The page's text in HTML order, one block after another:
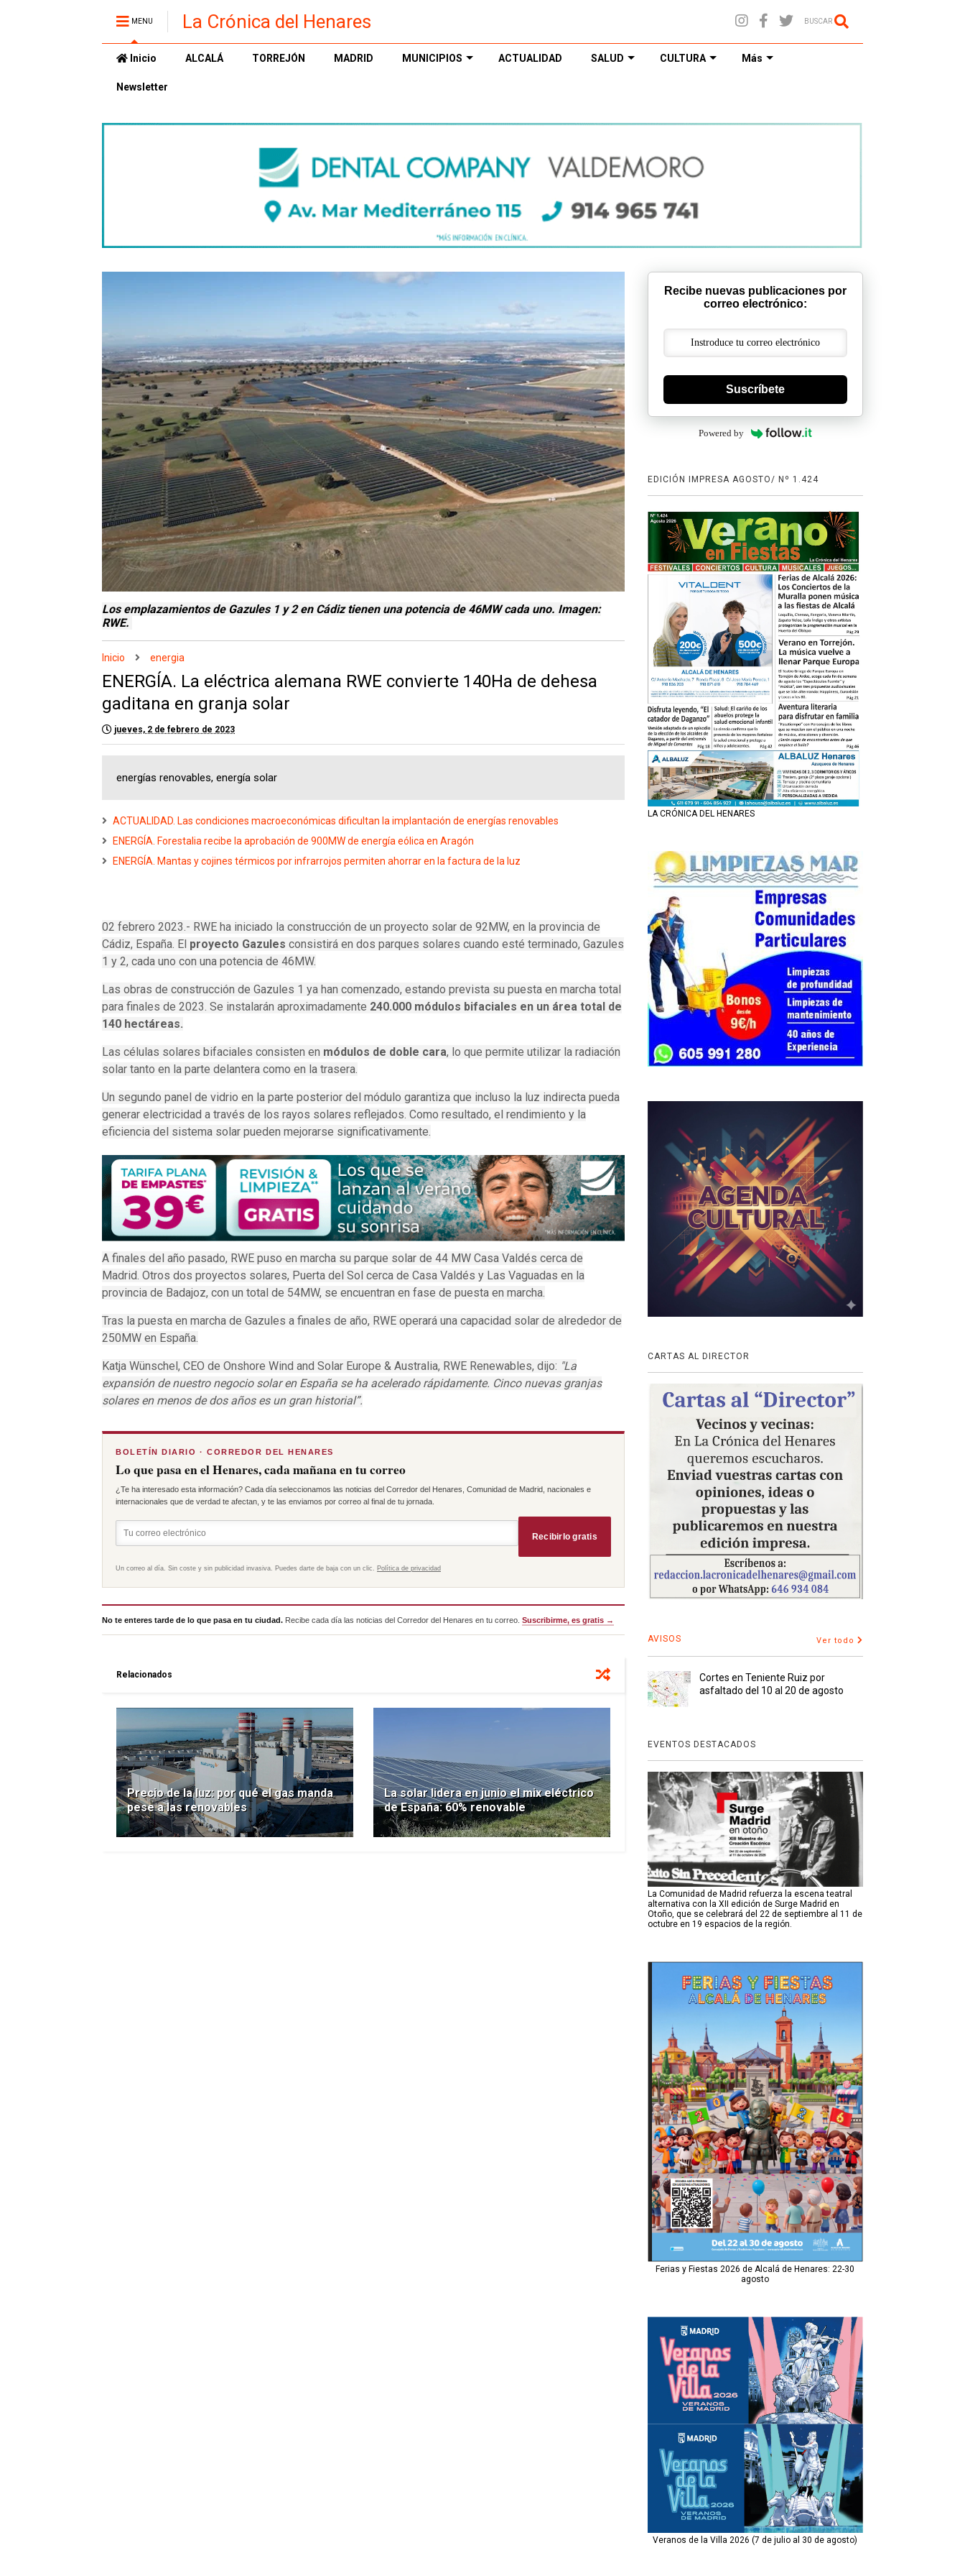
MENU La Crónica del Henares BUSCAR
Inicio ALCALÁ TORREJÓN MADRID MUNICIPIOS ACTUALIDAD SALUD CULTURA Más
Newsletter
Los emplazamientos de Gazules 1 y 2 en Cádiz tienen una potencia de 46MW cada uno. Imagen:
RWE.
Inicio energia
ENERGÍA. La eléctrica alemana RWE convierte 140Ha de dehesa
gaditana en granja solar
jueves, 2 de febrero de 2023
energías renovables, energía solar
ACTUALIDAD. Las condiciones macroeconómicas dificultan la implantación de energías renovables
ENERGÍA. Forestalia recibe la aprobación de 900MW de energía eólica en Aragón
ENERGÍA. Mantas y cojines térmicos por infrarrojos permiten ahorrar en la factura de la luz
02 febrero 2023.- RWE ha iniciado la construcción de un proyecto solar de 92MW, en la provincia de
Cádiz, España. El proyecto Gazules consistirá en dos parques solares cuando esté terminado, Gazules
1 y 2, cada uno con una potencia de 46MW.
Las obras de construcción de Gazules 1 ya han comenzado, estando prevista su puesta en marcha total
para finales de 2023. Se instalarán aproximadamente 240.000 módulos bifaciales en un área total de
140 hectáreas.
Las células solares bifaciales consisten en módulos de doble cara, lo que permite utilizar la radiación
solar tanto en la parte delantera como en la trasera.
Un segundo panel de vidrio en la parte posterior del módulo garantiza que incluso la luz indirecta pueda
generar electricidad a través de los rayos solares reflejados. Como resultado, el rendimiento y la
eficiencia del sistema solar pueden mejorarse significativamente.
A finales del año pasado, RWE puso en marcha su parque solar de 44 MW Casa Valdés cerca de
Madrid. Otros dos proyectos solares, Puerta del Sol cerca de Casa Valdés y Las Vaguadas en la
provincia de Badajoz, con un total de 54MW, se encuentran en fase de puesta en marcha.
Tras la puesta en marcha de Gazules a finales de año, RWE operará una capacidad solar de alrededor de
250MW en España.
Katja Wünschel, CEO de Onshore Wind and Solar Europe & Australia, RWE Renewables, dijo: "La
expansión de nuestro negocio solar en España se ha acelerado rápidamente. Cinco nuevas granjas
solares en menos de dos años es un gran historial”.
BOLETÍN DIARIO · CORREDOR DEL HENARES
Lo que pasa en el Henares, cada mañana en tu correo
¿Te ha interesado esta información? Cada día seleccionamos las noticias del Corredor del Henares, Comunidad de Madrid, nacionales e
internacionales que de verdad te afectan, y te las enviamos por correo al final de tu jornada.
Recibirlo gratis
Un correo al día. Sin coste y sin publicidad invasiva. Puedes darte de baja con un clic. Política de privacidad
No te enteres tarde de lo que pasa en tu ciudad. Recibe cada día las noticias del Corredor del Henares en tu correo. Suscribirme, es gratis →
Relacionados
Precio de la luz: por qué el gas manda
pese a las renovables
La solar lidera en junio el mix eléctrico
de España: 60% renovable
Recibe nuevas publicaciones por
correo electrónico:
Suscríbete
Powered by
EDICIÓN IMPRESA AGOSTO/ Nº 1.424
LA CRÓNICA DEL HENARES
CARTAS AL DIRECTOR
AVISOS Ver todo
Cortes en Teniente Ruiz por
asfaltado del 10 al 20 de agosto
EVENTOS DESTACADOS
La Comunidad de Madrid refuerza la escena teatral
alternativa con la XII edición de Surge Madrid en
Otoño, que se celebrará del 22 de septiembre al 11 de
octubre en 19 espacios de la región.
Ferias y Fiestas 2026 de Alcalá de Henares: 22-30
agosto
Veranos de la Villa 2026 (7 de julio al 30 de agosto)